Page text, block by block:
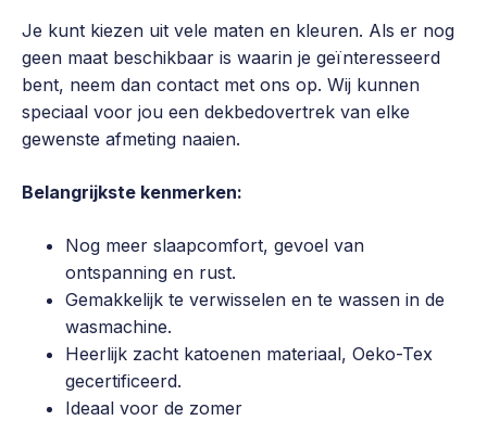
Je kunt kiezen uit vele maten en kleuren. Als er nog
geen maat beschikbaar is waarin je geïnteresseerd
bent, neem dan contact met ons op. Wij kunnen
speciaal voor jou een dekbedovertrek van elke
gewenste afmeting naaien.
Belangrijkste kenmerken:
Nog meer slaapcomfort, gevoel van
ontspanning en rust.
Gemakkelijk te verwisselen en te wassen in de
wasmachine.
Heerlijk zacht katoenen materiaal, Oeko-Tex
gecertificeerd.
Ideaal voor de zomer